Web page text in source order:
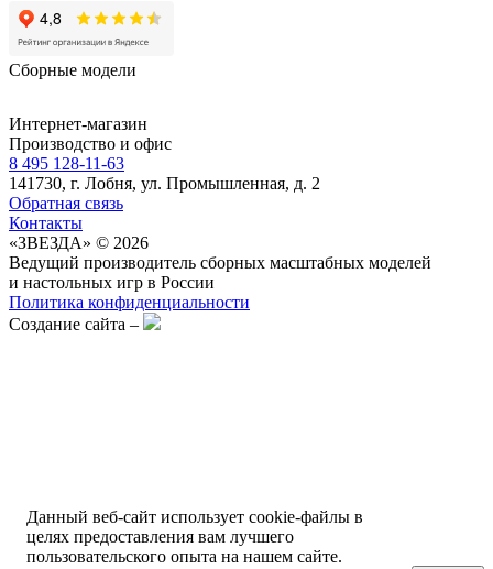
Сборные модели
Интернет-магазин
Производство и офис
8 495 128-11-63
141730, г. Лобня, ул. Промышленная, д. 2
Обратная связь
Контакты
«ЗВЕЗДА» © 2026
Ведущий производитель сборных масштабных моделей
и настольных игр в России
Политика конфиденциальности
Создание сайта –
Данный веб-сайт использует cookie-файлы в
целях предоставления вам лучшего
пользовательского опыта на нашем сайте.